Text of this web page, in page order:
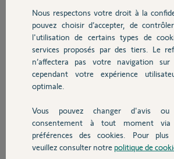
Chauffage
Autres produits
Devis avec un pro
Contact
Réponses
Non, ce serveur est définitivement arrêté.
Bonne journée
Charly il y a environ un mois
Nous respectons votre droit à la
pouvez choisir d’accepter, de
l'utilisation de certains types de
services proposés par des tiers. Le
n’affectera pas votre navigation
cependant votre expérience
optimale.
Vous pouvez changer d'avis
consentement à tout moment
préférences des cookies. Pour plus
veuillez consulter notre politique de